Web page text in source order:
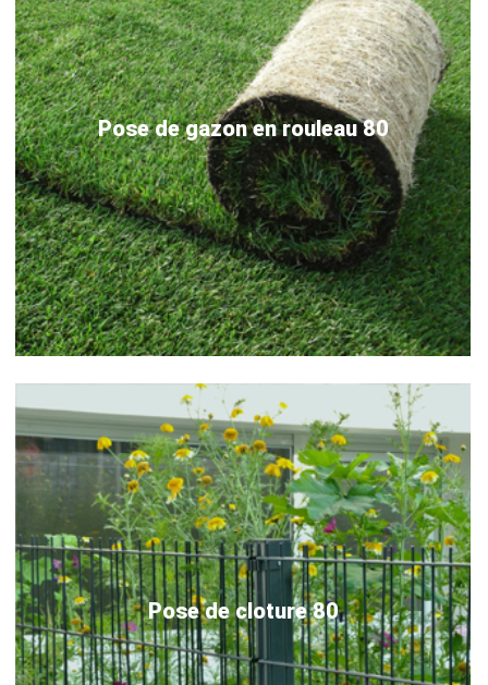
Pose de gazon en rouleau 80
Pose de cloture 80